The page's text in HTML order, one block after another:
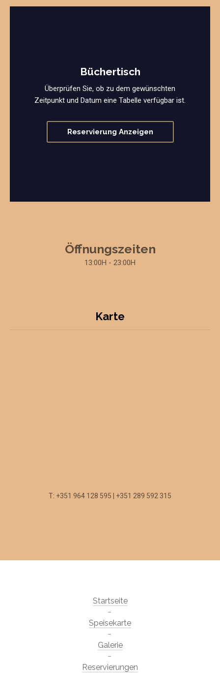
Büchertisch
Überprüfen Sie, ob zu dem gewünschten
Zeitpunkt und Datum eine Tabelle verfügbar ist.
Reservierung Anzeigen
Öffnungszeiten
13:00H - 23:00H
Karte
T: +351 964 128 595 | +351 289 592 315
Startseite
Speisekarte
Galerie
Reservierungen